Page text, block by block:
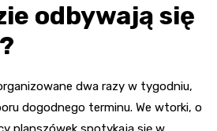
odbywają się
dwa razy w tygodniu,
dogodnego terminu. We wtorki, o